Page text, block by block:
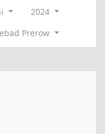
2024
Prerow